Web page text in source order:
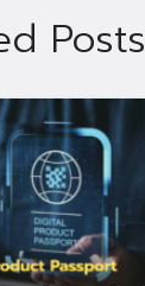
Posts